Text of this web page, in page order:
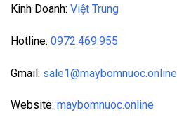
Kinh Doanh: Việt Trung
Hotline: 0972.469.955
Gmail: sale1@maybomnuoc.online
Website: maybomnuoc.online